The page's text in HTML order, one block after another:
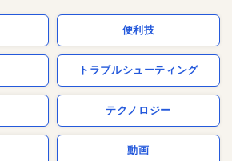
便利技
トラブルシューティング
テクノロジー
動画